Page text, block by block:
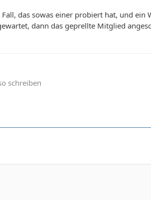
das sowas einer probiert hat, und ein
dann das geprellte Mitglied
schreiben